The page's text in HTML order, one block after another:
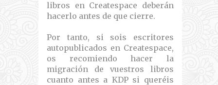
libros en Createspace deberán
hacerlo antes de que cierre.
Por tanto, si sois escritores
autopublicados en Createspace,
os recomiendo hacer la
migración de vuestros libros
cuanto antes a KDP si queréis